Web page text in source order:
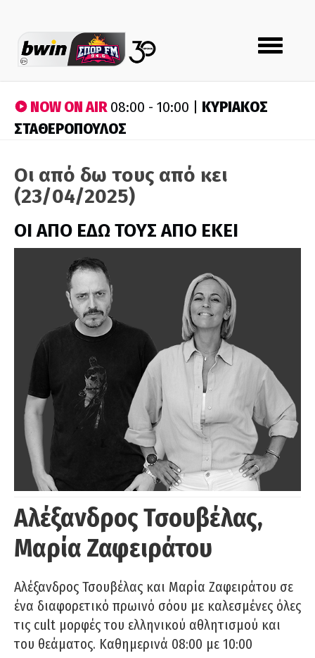
Toggle
navigation
NOW ON AIR08:00 - 10:00 | ΚΥΡΙΑΚΟΣ
ΣΤΑΘΕΡΟΠΟΥΛΟΣ
Οι από δω τους από κει
(23/04/2025)
ΟΙ ΑΠΟ ΕΔΩ ΤΟΥΣ ΑΠΟ ΕΚΕΙ
Αλέξανδρος Τσουβέλας,
Μαρία Ζαφειράτου
Αλέξανδρος Τσουβέλας και Μαρία Ζαφειράτου σε
ένα διαφορετικό πρωινό σόου με καλεσμένες όλες
τις cult μορφές του ελληνικού αθλητισμού και
του θεάματος. Καθημερινά 08:00 με 10:00